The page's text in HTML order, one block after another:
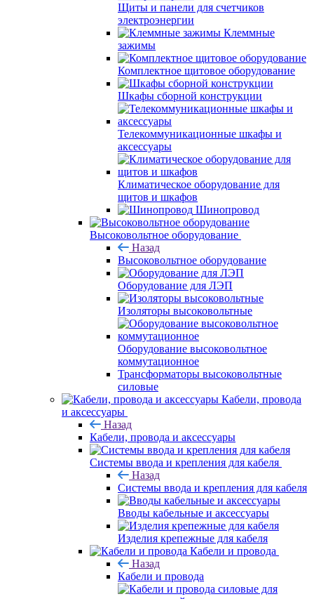
Щиты и панели для счетчиков
электроэнергии
Клеммные
зажимы
Комплектное щитовое оборудование
Шкафы сборной конструкции
Телекоммуникационные шкафы и
аксессуары
Климатическое оборудование для
щитов и шкафов
Шинопровод
Высоковольтное оборудование
Назад
Высоковольтное оборудование
Оборудование для ЛЭП
Изоляторы высоковольтные
Оборудование высоковольтное
коммутационное
Трансформаторы высоковольтные
силовые
Кабели, провода
и аксессуары
Назад
Кабели, провода и аксессуары
Системы ввода и крепления для кабеля
Назад
Системы ввода и крепления для кабеля
Вводы кабельные и аксессуары
Изделия крепежные для кабеля
Кабели и провода
Назад
Кабели и провода